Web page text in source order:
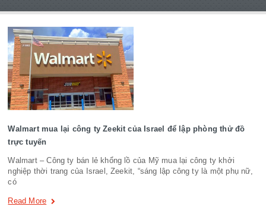
Walmart mua lại công ty Zeekit của Israel để lập phòng thử đồ
trực tuyến
Walmart – Công ty bán lẻ khổng lồ của Mỹ mua lại công ty khởi
nghiệp thời trang của Israel, Zeekit, “sáng lập công ty là một phụ nữ,
có
Read More